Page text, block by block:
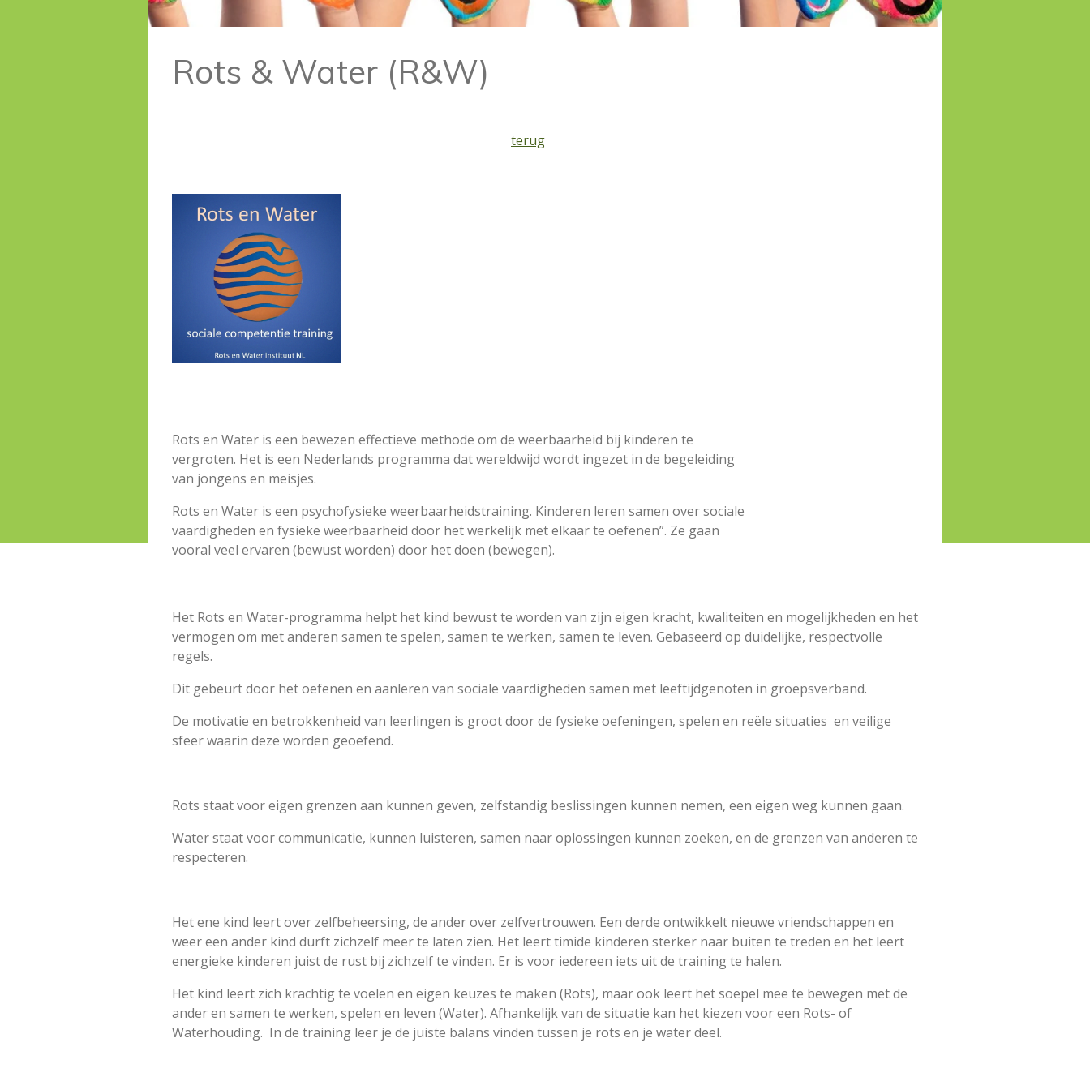
Rots & Water (R&W)
terug
Rots en Water is een bewezen effectieve methode om de weerbaarheid bij kinderen te
vergroten. Het is een Nederlands programma dat wereldwijd wordt ingezet in de begeleiding
van jongens en meisjes.
Rots en Water is een psychofysieke weerbaarheidstraining. Kinderen leren samen over sociale
vaardigheden en fysieke weerbaarheid door het werkelijk met elkaar te oefenen”. Ze gaan
vooral veel ervaren (bewust worden) door het doen (bewegen).
Het Rots en Water-programma helpt het kind bewust te worden van zijn eigen kracht, kwaliteiten en mogelijkheden en het
vermogen om metanderen samen te spelen, samen te werken, samen te leven. Gebaseerd op duidelijke, respectvolle
regels.
Dit gebeurt door het oefenen en aanleren van sociale vaardigheden samen met leeftijdgenoten in groepsverband.
De motivatie en betrokkenheid van leerlingen is groot door de fysieke oefeningen, spelen en reële situaties en veilige
sfeer waarin deze worden geoefend.
Rots staat voor eigen grenzen aan kunnen geven, zelfstandig beslissingen kunnen nemen, een eigen weg kunnen gaan.
Water staat voor communicatie, kunnen luisteren, samen naar oplossingen kunnen zoeken, en de grenzen van anderen te
respecteren.
Het ene kind leert over zelfbeheersing, de ander over zelfvertrouwen. Een derde ontwikkelt nieuwe vriendschappen en
weer een ander kind durft zichzelf meer te laten zien. Het leert timide kinderen sterker naar buiten te treden en het leert
energieke kinderen juist de rust bij zichzelf te vinden. Er is voor iedereen iets uit de training te halen.
Het kind leert zich krachtig te voelen en eigen keuzes te maken (Rots), maar ook leert het soepel mee te bewegen met de
ander en samen te werken, spelen en leven (Water). Afhankelijk van de situatie kan het kiezen voor een Rots- of
Waterhouding. In de training leer je de juiste balans vinden tussen je rots en je water deel.